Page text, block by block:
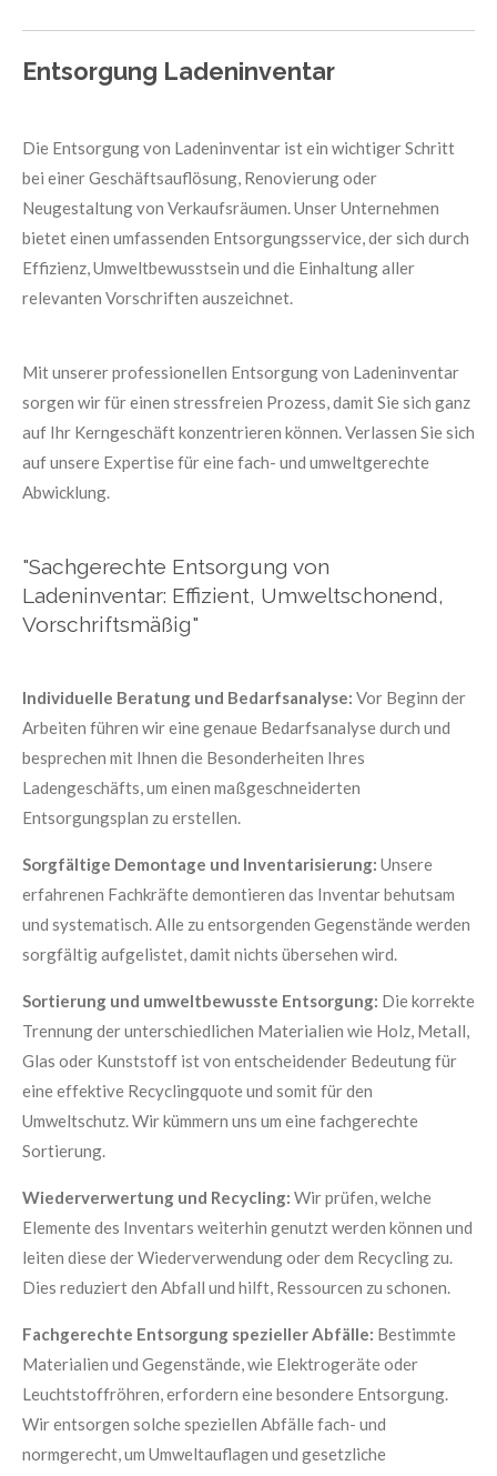
Entsorgung Ladeninventar
Die Entsorgung von Ladeninventar ist ein wichtiger Schritt
bei einer Geschäftsauflösung, Renovierung oder
Neugestaltung von Verkaufsräumen. Unser Unternehmen
bietet einen umfassenden Entsorgungsservice, der sich durch
Effizienz, Umweltbewusstsein und die Einhaltung aller
relevanten Vorschriften auszeichnet.
Mit unserer professionellen Entsorgung von Ladeninventar
sorgen wir für einen stressfreien Prozess, damit Sie sich ganz
auf Ihr Kerngeschäft konzentrieren können. Verlassen Sie sich
auf unsere Expertise für eine fach- und umweltgerechte
Abwicklung.
"Sachgerechte Entsorgung von
Ladeninventar: Effizient, Umweltschonend,
Vorschriftsmäßig"
Individuelle Beratung und Bedarfsanalyse: Vor Beginn der
Arbeiten führen wir eine genaue Bedarfsanalyse durch und
besprechen mit Ihnen die Besonderheiten Ihres
Ladengeschäfts, um einen maßgeschneiderten
Entsorgungsplan zu erstellen.
Sorgfältige Demontage und Inventarisierung: Unsere
erfahrenen Fachkräfte demontieren das Inventar behutsam
und systematisch. Alle zu entsorgenden Gegenstände werden
sorgfältig aufgelistet, damit nichts übersehen wird.
Sortierung und umweltbewusste Entsorgung: Die korrekte
Trennung der unterschiedlichen Materialien wie Holz, Metall,
Glas oder Kunststoff ist von entscheidender Bedeutung für
eine effektive Recyclingquote und somit für den
Umweltschutz. Wir kümmern uns um eine fachgerechte
Sortierung.
Wiederverwertung und Recycling: Wir prüfen, welche
Elemente des Inventars weiterhin genutzt werden können und
leiten diese der Wiederverwendung oder dem Recycling zu.
Dies reduziert den Abfall und hilft, Ressourcen zu schonen.
Fachgerechte Entsorgung spezieller Abfälle: Bestimmte
Materialien und Gegenstände, wie Elektrogeräte oder
Leuchtstoffröhren, erfordern eine besondere Entsorgung.
Wir entsorgen solche speziellen Abfälle fach- und
normgerecht, um Umweltauflagen und gesetzliche